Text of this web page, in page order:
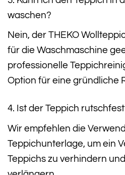
waschen?
Nein, der THEKO
für die Waschmaschine
professionelle
Option für eine gründliche
4. Ist der Teppich
Wir empfehlen die
Teppichunterlage, um ein
Teppichs zu verhindern